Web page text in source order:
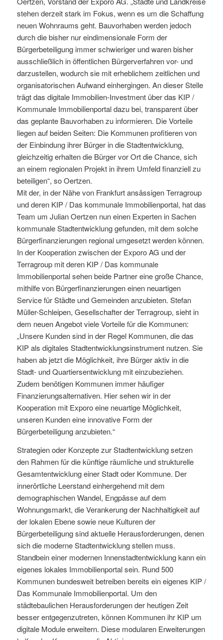
stehen derzeit stark im Fokus, wenn es um die Schaffung
neuen Wohnraums geht. Bauvorhaben werden jedoch
durch die bisher nur eindimensionale Form der
Bürgerbeteiligung immer schwieriger und waren bisher
ausschließlich in öffentlichen Bürgerverfahren vor- und
darzustellen, wodurch sie mit erheblichem zeitlichen und
organisatorischen Aufwand einhergingen. An dieser Stelle
trägt das digitale Immobilien-Investment über das KIP /
Kommunale Immobilienportal dazu bei, transparent über
das geplante Bauvorhaben zu informieren. Die Vorteile
liegen auf beiden Seiten: Die Kommunen profitieren von
der Einbindung ihrer Bürger in die Stadtentwicklung,
gleichzeitig erhalten die Bürger vor Ort die Chance, sich
an einem regionalen Projekt in ihrem Umfeld finanziell zu
beteiligen“, so Oertzen.
Mit der, in der Nähe von Frankfurt ansässigen Terragroup
und deren KIP / Das kommunale Immobilienportal, hat das
Team um Julian Oertzen nun einen Experten in Sachen
kommunale Stadtentwicklung gefunden, mit dem solche
Bürgerfinanzierungen regional umgesetzt werden können.
In der Kooperation zwischen der Exporo AG und der
Terragroup mit deren KIP / Das kommunale
Immobilienportal sehen beide Partner eine große Chance,
mithilfe von Bürgerfinanzierungen einen neuartigen
Service für Städte und Gemeinden anzubieten. Stefan
Müller-Schleipen, Gesellschafter der Terragroup, sieht in
dem neuen Angebot viele Vorteile für die Kommunen:
„Unsere Kunden sind in der Regel Kommunen, die das
KIP als digitales Stadtentwicklungsinstrument nutzen. Sie
haben ab jetzt die Möglichkeit, ihre Bürger aktiv in die
Stadt- und Quartiersentwicklung mit einzubeziehen.
Zudem benötigen Kommunen immer häufiger
Finanzierungsalternativen. Hier sehen wir in der
Kooperation mit Exporo eine neuartige Möglichkeit,
unseren Kunden eine innovative Form der
Bürgerbeteiligung anzubieten.“
Strategien oder Konzepte zur Stadtentwicklung setzen
den Rahmen für die künftige räumliche und strukturelle
Gesamtentwicklung einer Stadt oder Kommune. Der
innerörtliche Leerstand einhergehend mit dem
demographischen Wandel, Engpässe auf dem
Wohnungsmarkt, die Verankerung der Nachhaltigkeit auf
der lokalen Ebene sowie neue Kulturen der
Bürgerbeteiligung sind aktuelle Herausforderungen, denen
sich die moderne Stadtentwicklung stellen muss.
Standbein einer modernen Innenstadtentwicklung kann ein
eigenes lokales Immobilienportal sein. Rund 500
Kommunen bundesweit betreiben bereits ein eigenes KIP /
Das Kommunale Immobilienportal. Um den
städtebaulichen Herausforderungen der heutigen Zeit
besser entgegenzutreten, können Kommunen ihr KIP um
digitale Module erweitern. Diese modularen Erweiterungen